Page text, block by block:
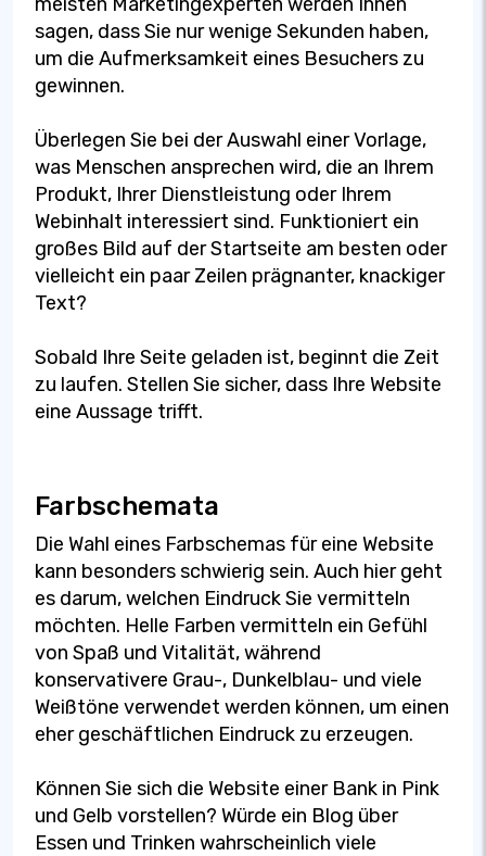
sagen, dass Sie nur wenige Sekunden haben,
um die Aufmerksamkeit eines Besuchers zu
gewinnen.
Überlegen Sie bei der Auswahl einer Vorlage,
was Menschen ansprechen wird, die an Ihrem
Produkt, Ihrer Dienstleistung oder Ihrem
Webinhalt interessiert sind. Funktioniert ein
großes Bild auf der Startseite am besten oder
vielleicht ein paar Zeilen prägnanter, knackiger
Text?
Sobald Ihre Seite geladen ist, beginnt die Zeit
zu laufen. Stellen Sie sicher, dass Ihre Website
eine Aussage trifft.
Farbschemata
Die Wahl eines Farbschemas für eine Website
kann besonders schwierig sein. Auch hier geht
es darum, welchen Eindruck Sie vermitteln
möchten. Helle Farben vermitteln ein Gefühl
von Spaß und Vitalität, während
konservativere Grau-, Dunkelblau- und viele
Weißtöne verwendet werden können, um einen
eher geschäftlichen Eindruck zu erzeugen.
Können Sie sich die Website einer Bank in Pink
und Gelb vorstellen? Würde ein Blog über
Essen und Trinken wahrscheinlich viele